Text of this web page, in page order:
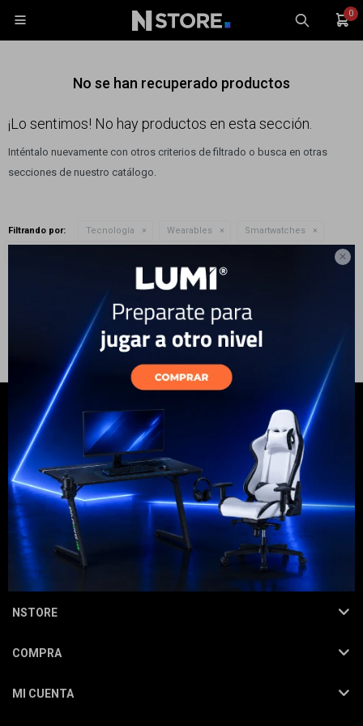

0

No se han recuperado productos
¡Lo sentimos! No hay productos en esta sección.
Inténtalo nuevamente con otros criterios de filtrado o busca en otras
secciones de nuestro catálogo.
Filtrando por: Tecnología Wearables
Smartwatches
Modelo Smartwatches:
NEWSLETTER
¡Suscribite y recibí todas nuestras novedades!
SUSCRIBIRME
NSTORE
COMPRA
MI CUENTA
Electrodomésticos
Hogar
Marcas
Wearables
Accesorios
Monitores
Gaming